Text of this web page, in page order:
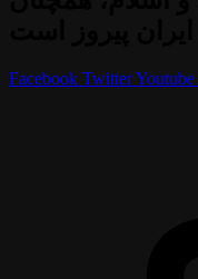
Facebook TwitterYoutube